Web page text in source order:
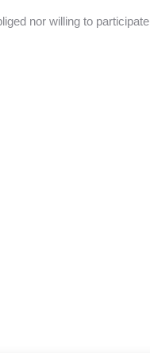
nor willing to